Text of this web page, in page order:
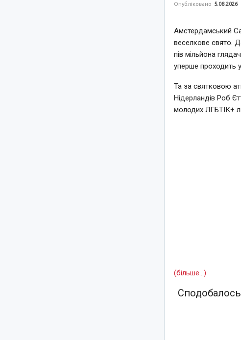
Опубліковано 5.08.2026
Амстердамський
веселкове свято.
пів мільйона
уперше проходить
Та за святковою
Нідерландів Роб
молодих ЛГБТІК+
(більше…)